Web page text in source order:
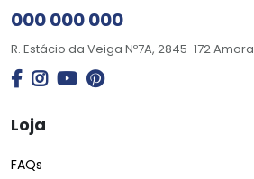
000 000 000
R. Estácio da Veiga Nº7A, 2845-172 Amora
Loja
FAQs